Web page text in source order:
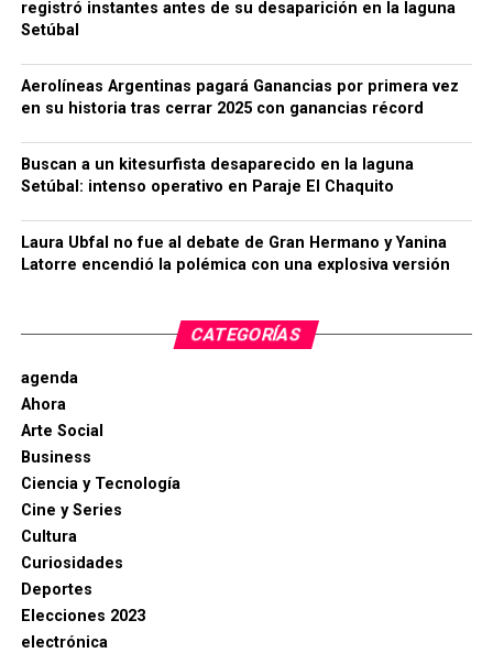
registró instantes antes de su desaparición en la laguna
Setúbal
Aerolíneas Argentinas pagará Ganancias por primera vez
en su historia tras cerrar 2025 con ganancias récord
Buscan a un kitesurfista desaparecido en la laguna
Setúbal: intenso operativo en Paraje El Chaquito
Laura Ubfal no fue al debate de Gran Hermano y Yanina
Latorre encendió la polémica con una explosiva versión
CATEGORÍAS
agenda
Ahora
Arte Social
Business
Ciencia y Tecnología
Cine y Series
Cultura
Curiosidades
Deportes
Elecciones 2023
electrónica